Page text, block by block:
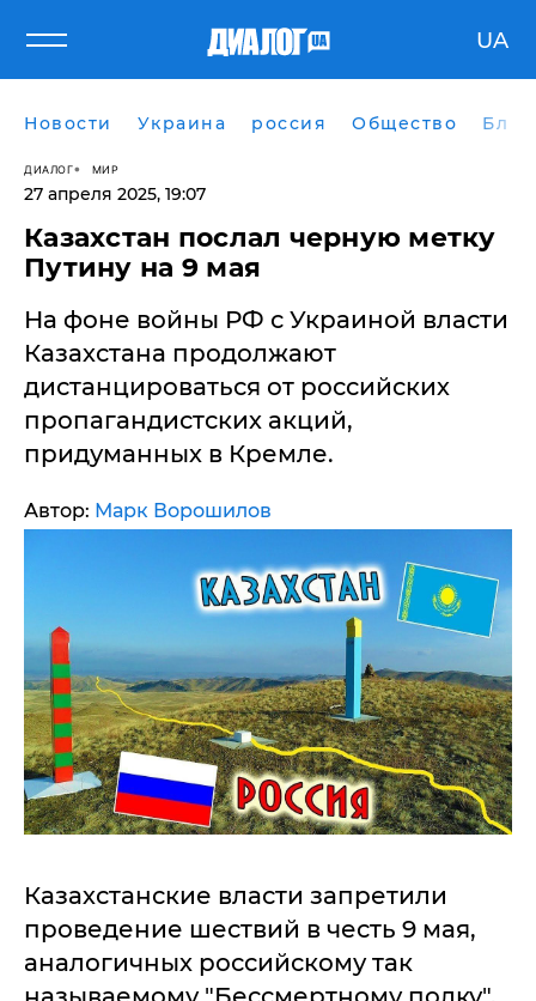
UA
Новости Украина россия Общество
ДИАЛОГ МИР
27 апреля 2025, 19:07
Казахстан послал черную метку
Путину на 9 мая
На фоне войны РФ с Украиной власти
Казахстана продолжают
дистанцироваться от российских
пропагандистских акций,
придуманных в Кремле.
Автор: Марк Ворошилов
Казахстанские власти запретили
проведение шествий в честь 9 мая,
аналогичных российскому так